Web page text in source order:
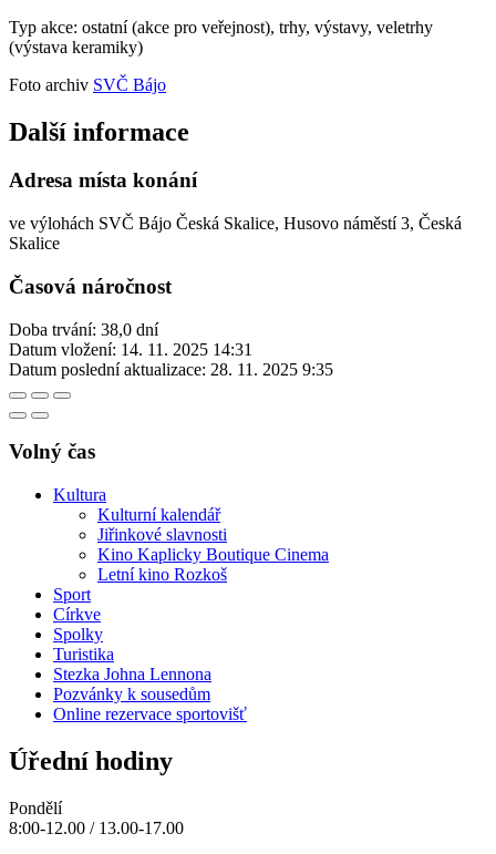
Typ akce: ostatní (akce pro veřejnost), trhy, výstavy, veletrhy
(výstava keramiky)
Foto archiv SVČ Bájo
Další informace
Adresa místa konání
ve výlohách SVČ Bájo Česká Skalice, Husovo náměstí 3, Česká
Skalice
Časová náročnost
Doba trvání: 38,0 dní
Datum vložení: 14. 11. 2025 14:31
Datum poslední aktualizace: 28. 11. 2025 9:35
Volný čas
Kultura
Kulturní kalendář
Jiřinkové slavnosti
Kino Kaplicky Boutique Cinema
Letní kino Rozkoš
Sport
Církve
Spolky
Turistika
Stezka Johna Lennona
Pozvánky k sousedům
Online rezervace sportovišť
Úřední hodiny
Pondělí
8:00-12.00 / 13.00-17.00